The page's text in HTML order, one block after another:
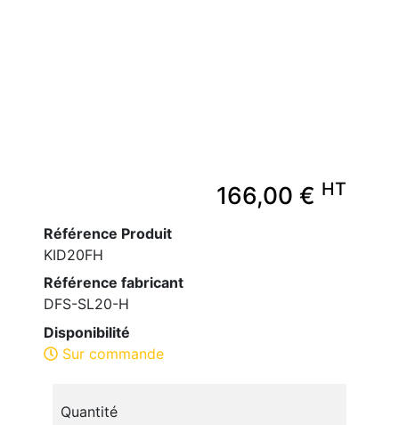
166,00 € HT
Référence Produit
KID20FH
Référence fabricant
DFS-SL20-H
Disponibilité
Sur commande
Quantité